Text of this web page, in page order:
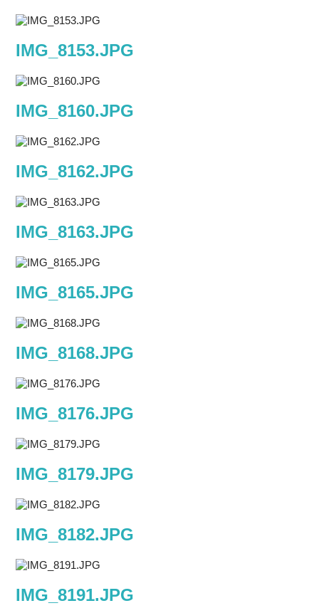
IMG_8153.JPG
IMG_8160.JPG
IMG_8162.JPG
IMG_8163.JPG
IMG_8165.JPG
IMG_8168.JPG
IMG_8176.JPG
IMG_8179.JPG
IMG_8182.JPG
IMG_8191.JPG